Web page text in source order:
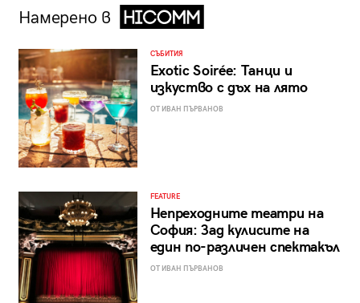
Намерено в
СЪБИТИЯ
Exotic Soirée: Танци и
изкуство с дъх на лято
ОТ ИВАН ПЪРВАНОВ
FEATURE
Непреходните театри на
София: Зад кулисите на
един по-различен спектакъл
ОТ ИВАН ПЪРВАНОВ